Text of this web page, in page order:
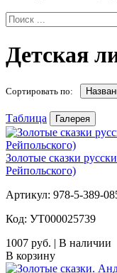
Детская
Сортировать по:
Таблица Галерея
Золотые сказки
Рейпольского)
Артикул: 978-5-389-
Код: УТ000025739
1007 руб. | В наличии
В корзину